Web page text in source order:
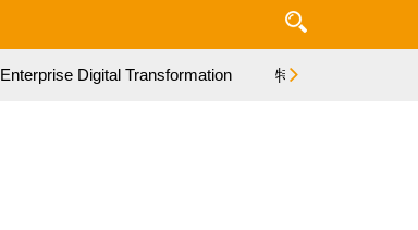
Enterprise Digital Transformation 特集